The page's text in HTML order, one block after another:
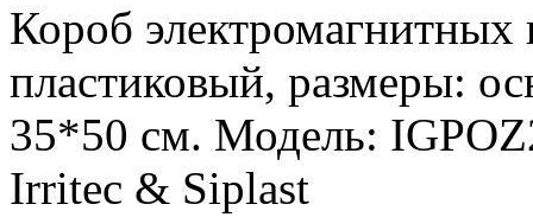
Короб
пластиковый, размеры:
35*50 см. Модель:
Irritec & Siplast